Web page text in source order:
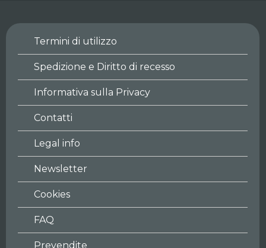
Termini di utilizzo
Spedizione e Diritto di recesso
Informativa sulla Privacy
Contatti
Legal info
Newsletter
Cookies
FAQ
Prevendite